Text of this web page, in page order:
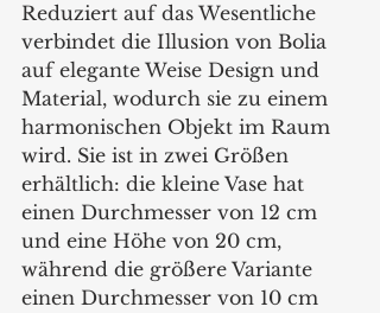
Reduziert auf das Wesentliche
verbindet die Illusion von Bolia
auf elegante Weise Design und
Material, wodurch sie zu einem
harmonischen Objekt im Raum
wird. Sie ist in zwei Größen
erhältlich: die kleine Vase hat
einen Durchmesser von 12 cm
und eine Höhe von 20 cm,
während die größere Variante
einen Durchmesser von 10 cm